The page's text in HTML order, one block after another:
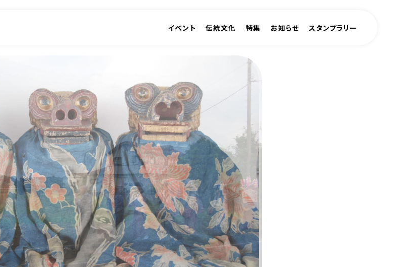
イベント 伝統文化 特集 お知らせ スタンプラリー